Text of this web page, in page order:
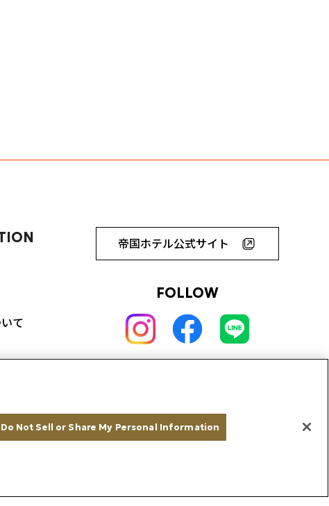
て
帝国ホテル公式サイト
FOLLOW
Do Not Sell or Share My Personal Information